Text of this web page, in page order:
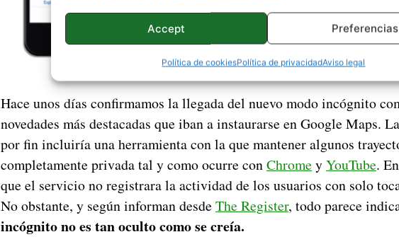
Accept Preferencias
Política de cookiesPolítica de privacidadAviso legal
Hace unos días confirmamos la llegada del nuevo modo incógnito
novedades más destacadas que iban a instaurarse en Google Maps.
por fin incluiría una herramienta con la que mantener algunos
completamente privada tal y como ocurre conChrome yYouTube.
que el servicio no registrara la actividad de los usuarios con solo
No obstante, y según informan desde The Register, todo parece
incógnito no es tan oculto como se creía.